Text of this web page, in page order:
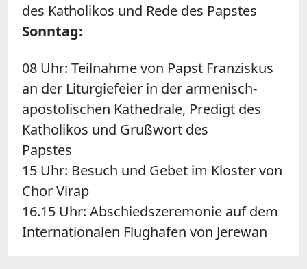
des Katholikos und Rede des Papstes
Sonntag:
08 Uhr: Teilnahme von Papst Franziskus
an der Liturgiefeier in der armenisch-
apostolischen Kathedrale, Predigt des
Katholikos und Grußwort des
15 Uhr: Besuch und Gebet im Kloster von
Chor Virap
16.15 Uhr: Abschiedszeremonie auf dem
Internationalen Flughafen von Jerewan